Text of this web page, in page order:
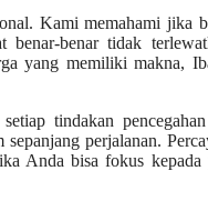
Kami memahami jika
benar-benar tidak
yang memiliki makna,
tindakan
perjalanan.
Anda bisa fokus kepada